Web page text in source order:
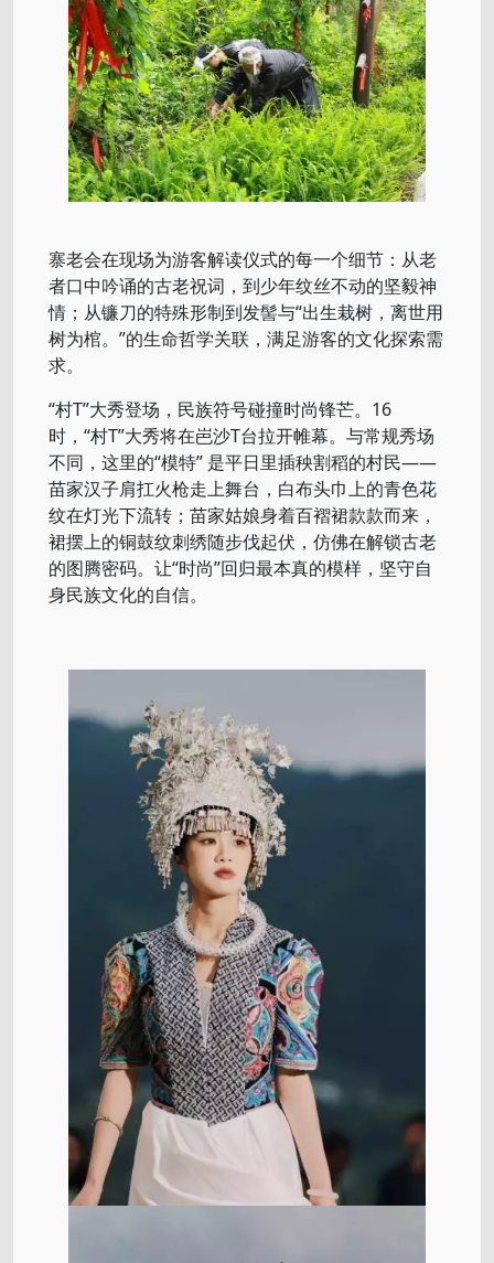
寨老会在现场为游客解读仪式的每一个细节：从老
者口中吟诵的古老祝词，到少年纹丝不动的坚毅神
情；从镰刀的特殊形制到发髻与“出生栽树，离世用
树为棺。”的生命哲学关联，满足游客的文化探索需
求。
“村T”大秀登场，民族符号碰撞时尚锋芒。16
时，“村T”大秀将在岜沙T台拉开帷幕。与常规秀场
不同，这里的“模特” 是平日里插秧割稻的村民——
苗家汉子肩扛火枪走上舞台，白布头巾上的青色花
纹在灯光下流转；苗家姑娘身着百褶裙款款而来，
裙摆上的铜鼓纹刺绣随步伐起伏，仿佛在解锁古老
的图腾密码。让“时尚”回归最本真的模样，坚守自
身民族文化的自信。